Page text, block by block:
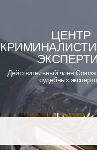
content
ЦЕНТР
Действительный член
судебных